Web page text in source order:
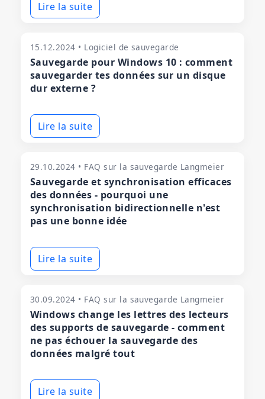
Lire la suite
15.12.2024 • Logiciel de sauvegarde
Sauvegarde pour Windows 10 : comment
sauvegarder tes données sur un disque
dur externe ?
Lire la suite
29.10.2024 • FAQ sur la sauvegarde Langmeier
Sauvegarde et synchronisation efficaces
des données - pourquoi une
synchronisation bidirectionnelle n'est
pas une bonne idée
Lire la suite
30.09.2024 • FAQ sur la sauvegarde Langmeier
Windows change les lettres des lecteurs
des supports de sauvegarde - comment
ne pas échouer la sauvegarde des
données malgré tout
Lire la suite